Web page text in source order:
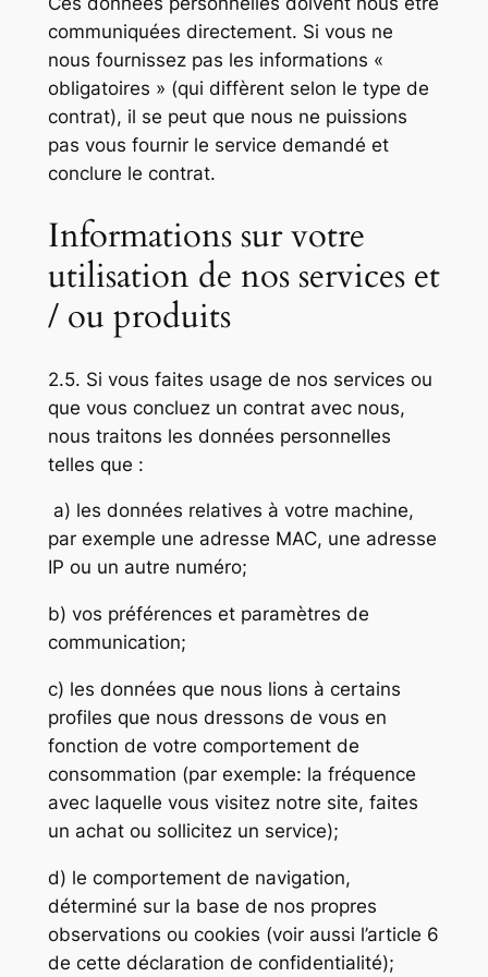
communiquées directement. Si vous ne
nous fournissez pas les informations «
obligatoires » (qui diffèrent selon le type de
contrat), il se peut que nous ne puissions
pas vous fournir le service demandé et
conclure le contrat.
Informations sur votre
utilisation de nos services et
/ ou produits
2.5. Si vous faites usage de nos services ou
que vous concluez un contrat avec nous,
nous traitons les données personnelles
telles que :
a) les données relatives à votre machine,
par exemple une adresse MAC, une adresse
IP ou un autre numéro;
b) vos préférences et paramètres de
communication;
c) les données que nous lions à certains
profiles que nous dressons de vous en
fonction de votre comportement de
consommation (par exemple: la fréquence
avec laquelle vous visitez notre site, faites
un achat ou sollicitez un service);
d) le comportement de navigation,
déterminé sur la base de nos propres
observations ou cookies (voir aussi l’article 6
de cette déclaration de confidentialité);